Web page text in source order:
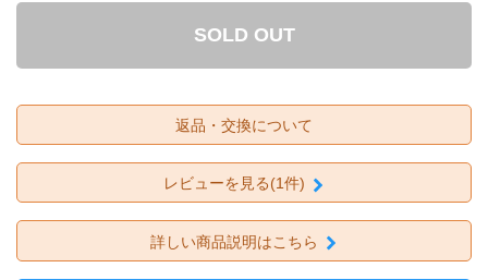
SOLD OUT
返品・交換について
レビューを見る(1件)
詳しい商品説明はこちら